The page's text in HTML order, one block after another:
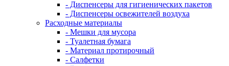
- Диспенсеры для гигиенических пакетов
- Диспенсеры освежителей воздуха
Расходные материалы
- Мешки для мусора
- Туалетная бумага
- Материал протирочный
- Салфетки